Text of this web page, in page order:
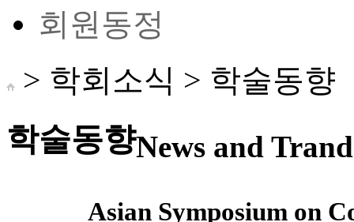
회원동정
> 학회소식 > 학술동향
학술동향News and
Asian Symposium on